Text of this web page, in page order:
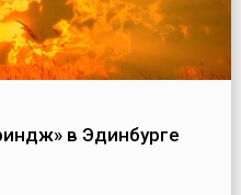
в Эдинбурге